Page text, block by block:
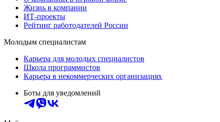
Жизнь в компании
ИТ-проекты
Рейтинг работодателей России
Молодым специалистам
Карьера для молодых специалистов
Школа программистов
Карьера в некоммерческих организациях
Боты для уведомлений